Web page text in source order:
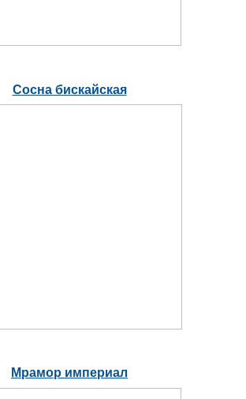
Сосна бискайская
Мрамор империал